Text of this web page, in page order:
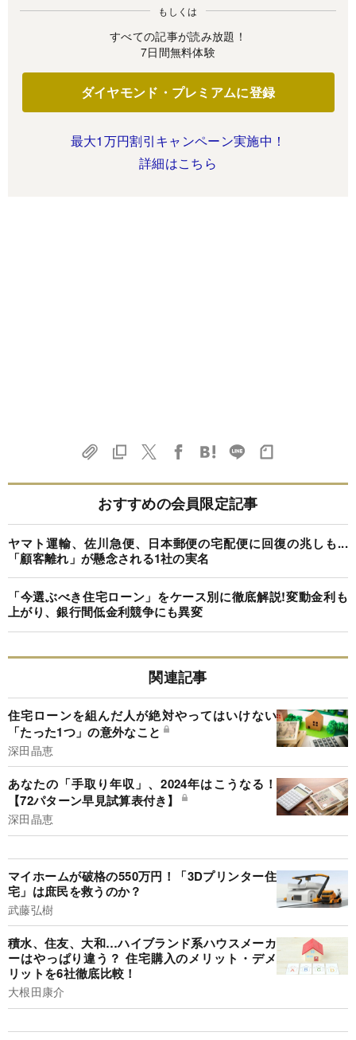
もしくは
すべての記事が読み放題！
7日間無料体験
ダイヤモンド・プレミアムに登録
最大1万円割引キャンペーン実施中！
詳細はこちら
おすすめの会員限定記事
ヤマト運輸、佐川急便、日本郵便の宅配便に回復の兆しも...
「顧客離れ」が懸念される1社の実名
「今選ぶべき住宅ローン」をケース別に徹底解説!変動金利も
上がり、銀行間低金利競争にも異変
関連記事
住宅ローンを組んだ人が絶対やってはいけない
「たった1つ」の意外なこと
深田晶恵
あなたの「手取り年収」、2024年はこうなる！
【72パターン早見試算表付き】
深田晶恵
マイホームが破格の550万円！「3Dプリンター住
宅」は庶民を救うのか？
武藤弘樹
積水、住友、大和…ハイブランド系ハウスメーカ
ーはやっぱり違う？ 住宅購入のメリット・デメ
リットを6社徹底比較！
大根田康介